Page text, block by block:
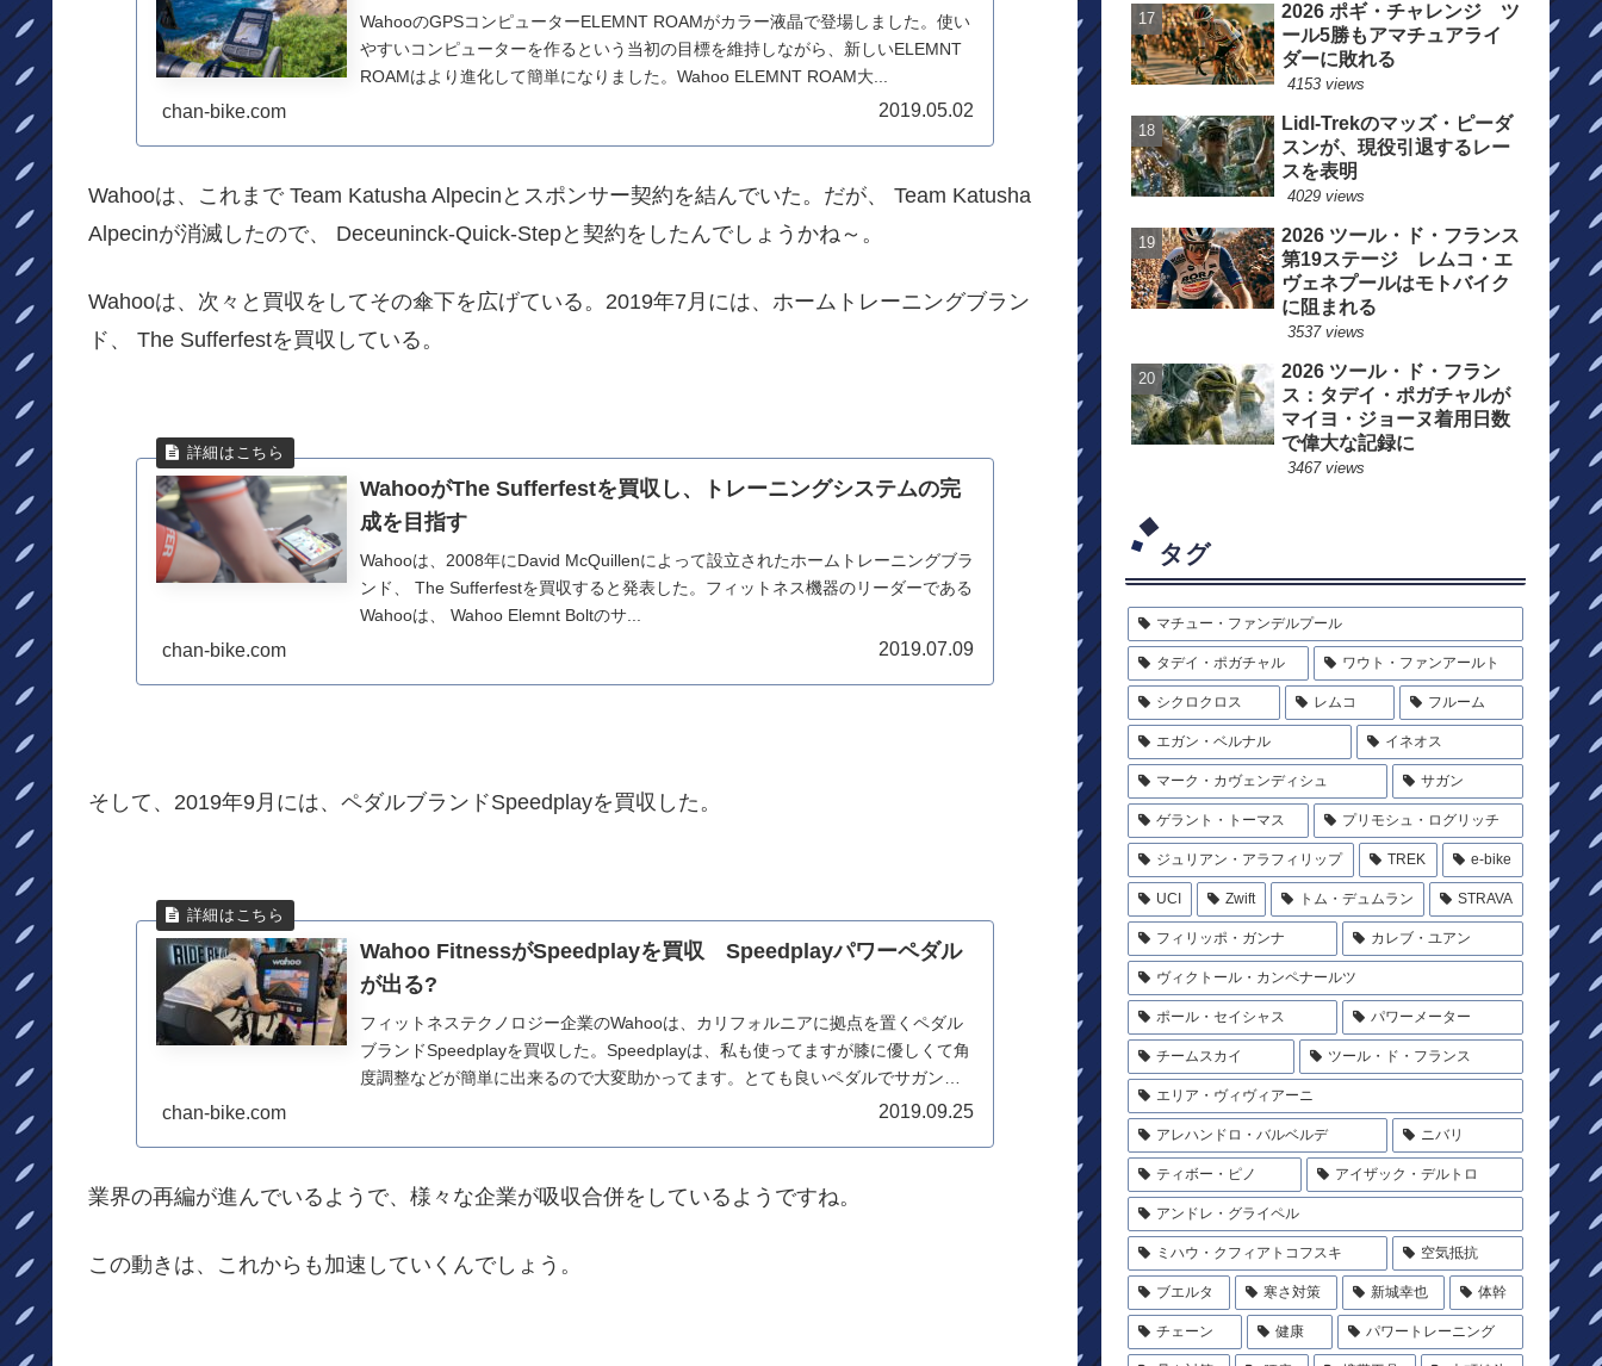
WahooのGPSコンピューターELEMNT ROAMがカラー液晶で登場しました。使い
やすいコンピューターを作るという当初の目標を維持しながら、新しいELEMNT
ROAMはより進化して簡単になりました。Wahoo ELEMNT ROAM大...
chan-bike.com 2019.05.02
Wahooは、これまで Team Katusha Alpecinとスポンサー契約を結んでいた。だが、 Team Katusha
Alpecinが消滅したので、 Deceuninck-Quick-Stepと契約をしたんでしょうかね～。
Wahooは、次々と買収をしてその傘下を広げている。2019年7月には、ホームトレーニングブラン
ド、 The Sufferfestを買収している。
WahooがThe Sufferfestを買収し、トレーニングシステムの完
成を目指す
Wahooは、2008年にDavid McQuillenによって設立されたホームトレーニングブラ
ンド、 The Sufferfestを買収すると発表した。フィットネス機器のリーダーである
Wahooは、 Wahoo Elemnt Boltのサ...
chan-bike.com 2019.07.09
そして、2019年9月には、ペダルブランドSpeedplayを買収した。
Wahoo FitnessがSpeedplayを買収 Speedplayパワーペダル
が出る?
フィットネステクノロジー企業のWahooは、カリフォルニアに拠点を置くペダル
ブランドSpeedplayを買収した。Speedplayは、私も使ってますが膝に優しくて角
度調整などが簡単に出来るので大変助かってます。とても良いペダルでサガン
chan-bike.com 2019.09.25
業界の再編が進んでいるようで、様々な企業が吸収合併をしているようですね。
この動きは、これからも加速していくんでしょう。
2026 ポギ・チャレンジ ツ
ール5勝もアマチュアライ
ダーに敗れる
4153 views
Lidl-Trekのマッズ・ピーダ
スンが、現役引退するレー
スを表明
4029 views
2026 ツール・ド・フランス
第19ステージ レムコ・エ
ヴェネプールはモトバイク
に阻まれる
3537 views
2026 ツール・ド・フラン
ス：タデイ・ポガチャルが
マイヨ・ジョーヌ着用日数
で偉大な記録に
3467 views
タグ
マチュー・ファンデルプール
タデイ・ポガチャル ワウト・ファンアールト
シクロクロス レムコ フルーム
エガン・ベルナル イネオス
マーク・カヴェンディシュ サガン
ゲラント・トーマス プリモシュ・ログリッチ
ジュリアン・アラフィリップ TREK e-bike
UCI Zwift トム・デュムラン STRAVA
フィリッポ・ガンナ カレブ・ユアン
ヴィクトール・カンペナールツ
ポール・セイシャス パワーメーター
チームスカイ ツール・ド・フランス
エリア・ヴィヴィアーニ
アレハンドロ・バルベルデ ニバリ
ティボー・ピノ アイザック・デルトロ
アンドレ・グライペル
ミハウ・クフィアトコフスキ 空気抵抗
ブエルタ 寒さ対策 新城幸也 体幹
チェーン 健康 パワートレーニング